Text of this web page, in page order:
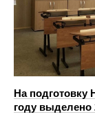
На подготовку
году выделено